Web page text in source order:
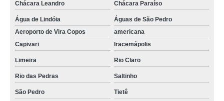
Chácara Leandro Chácara Paraíso
Água de Lindóia
Águas de São Pedro
Aeroporto de Vira Copos
americana
Capivari
Iracemápolis
Limeira Rio Claro
Rio das Pedras Saltinho
São Pedro Tietê